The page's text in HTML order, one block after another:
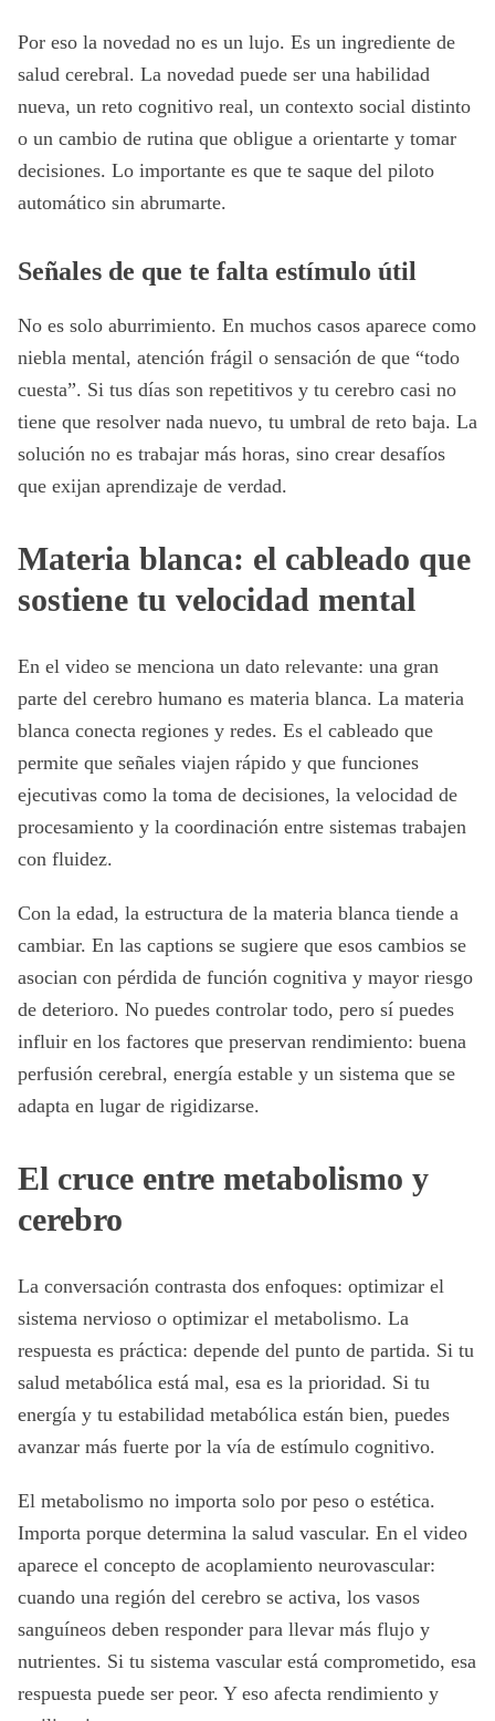
Por eso la novedad no es un lujo. Es un ingrediente de
salud cerebral. La novedad puede ser una habilidad
nueva, un reto cognitivo real, un contexto social distinto
o un cambio de rutina que obligue a orientarte y tomar
decisiones. Lo importante es que te saque del piloto
automático sin abrumarte.
Señales de que te falta estímulo útil
No es solo aburrimiento. En muchos casos aparece como
niebla mental, atención frágil o sensación de que “todo
cuesta”. Si tus días son repetitivos y tu cerebro casi no
tiene que resolver nada nuevo, tu umbral de reto baja. La
solución no es trabajar más horas, sino crear desafíos
que exijan aprendizaje de verdad.
Materia blanca: el cableado que
sostiene tu velocidad mental
En el video se menciona un dato relevante: una gran
parte del cerebro humano es materia blanca. La materia
blanca conecta regiones y redes. Es el cableado que
permite que señales viajen rápido y que funciones
ejecutivas como la toma de decisiones, la velocidad de
procesamiento y la coordinación entre sistemas trabajen
con fluidez.
Con la edad, la estructura de la materia blanca tiende a
cambiar. En las captions se sugiere que esos cambios se
asocian con pérdida de función cognitiva y mayor riesgo
de deterioro. No puedes controlar todo, pero sí puedes
influir en los factores que preservan rendimiento: buena
perfusión cerebral, energía estable y un sistema que se
adapta en lugar de rigidizarse.
El cruce entre metabolismo y
cerebro
La conversación contrasta dos enfoques: optimizar el
sistema nervioso o optimizar el metabolismo. La
respuesta es práctica: depende del punto de partida. Si tu
salud metabólica está mal, esa es la prioridad. Si tu
energía y tu estabilidad metabólica están bien, puedes
avanzar más fuerte por la vía de estímulo cognitivo.
El metabolismo no importa solo por peso o estética.
Importa porque determina la salud vascular. En el video
aparece el concepto de acoplamiento neurovascular:
cuando una región del cerebro se activa, los vasos
sanguíneos deben responder para llevar más flujo y
nutrientes. Si tu sistema vascular está comprometido, esa
respuesta puede ser peor. Y eso afecta rendimiento y